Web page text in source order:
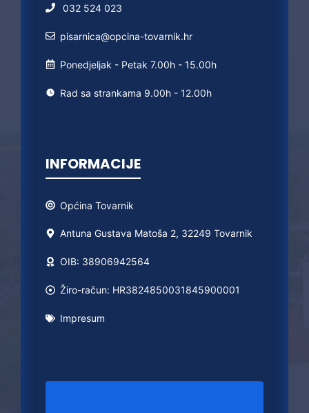
032 524 023
pisarnica@opcina-tovarnik.hr
Ponedjeljak - Petak 7.00h - 15.00h
Rad sa strankama 9.00h - 12.00h
INFORMACIJE
Općina Tovarnik
Antuna Gustava Matoša 2, 32249 Tovarnik
OIB: 38906942564
Žiro-račun: HR3824850031845900001
Impresum